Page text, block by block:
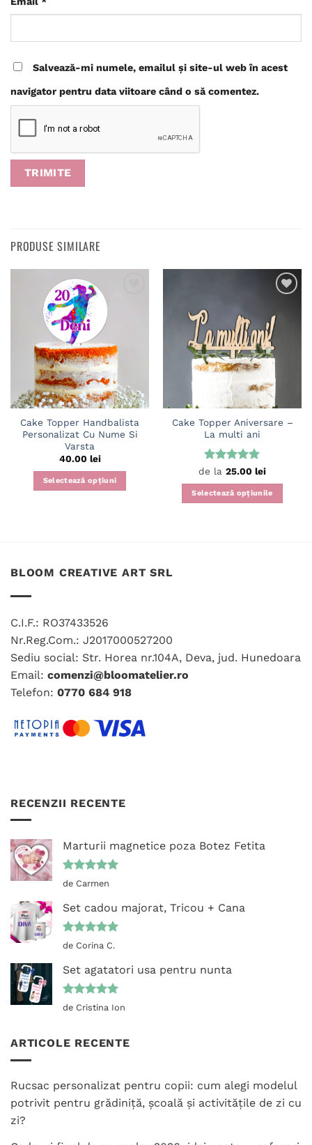
Salvează-mi numele, emailul și site-ul web în acest
navigator pentru data viitoare când o să comentez.
PRODUSE SIMILARE
Cake Topper Handbalista
Personalizat Cu Nume Si
Varsta
40.00 lei
Selectează opțiuni
Adaugă
wishlist
Cake Topper Aniversare –
La multi ani
Evaluat la
5din 5
de la 25.00 lei
Selectează opțiunile
în
BLOOM CREATIVE ART SRL
C.I.F.: RO37433526
Nr.Reg.Com.: J2017000527200
Sediu social: Str. Horea nr.104A, Deva, jud. Hunedoara
Email: comenzi@bloomatelier.ro
Telefon: 0770 684 918
RECENZII RECENTE
Marturii magnetice poza Botez Fetita
Evaluat la
de Carmen
Set cadou majorat, Tricou + Cana
Evaluat la
de Corina C.
Set agatatori usa pentru nunta
Evaluat la
de Cristina Ion
ARTICOLE RECENTE
Rucsac personalizat pentru copii: cum alegi modelul
potrivit pentru grădiniță, școală și activitățile de zi cu
zi?